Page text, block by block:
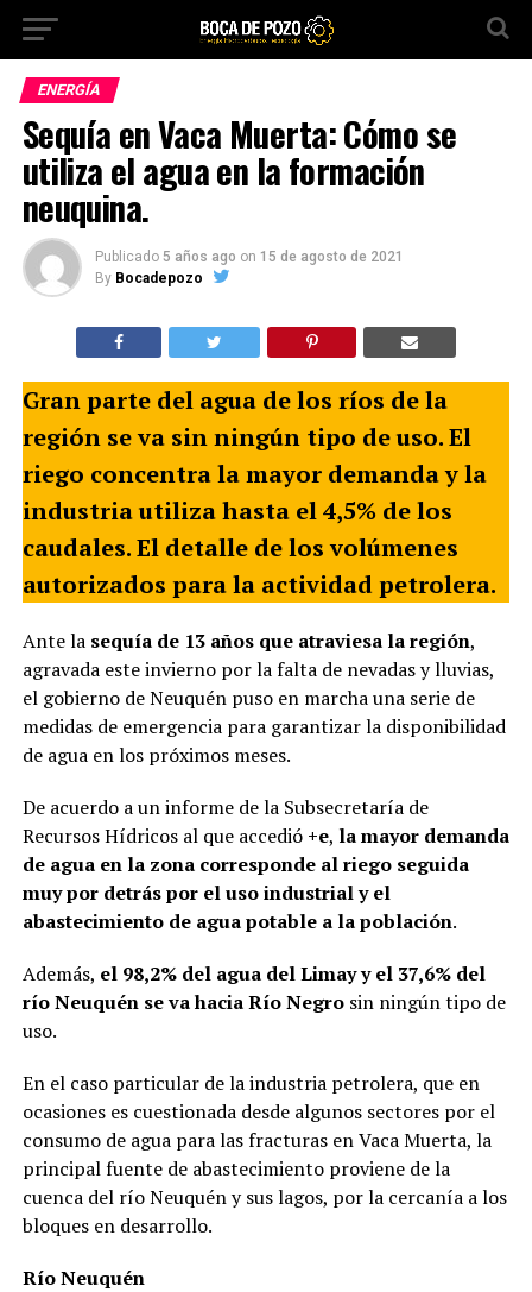
ENERGÍA
Sequía en Vaca Muerta: Cómo se
utiliza el agua en la formación
neuquina.
Publicado 5 años ago on 15 de agosto de 2021
By Bocadepozo
Gran parte del agua de los ríos de la
región se va sin ningún tipo de uso. El
riego concentra la mayor demanda y la
industria utiliza hasta el 4,5% de los
caudales. El detalle de los volúmenes
autorizados para la actividad petrolera.
Ante lasequía de 13 años que atraviesa la región,
agravada este invierno por la falta de nevadas y lluvias,
el gobierno de Neuquén puso en marcha una serie de
medidas de emergencia para garantizar la disponibilidad
de agua en los próximos meses.
De acuerdo a un informe de la Subsecretaría de
Recursos Hídricos al que accedió +e, la mayor demanda
de agua en la zona corresponde al riego seguida
muy por detrás por el uso industrial y el
abastecimiento de agua potable a la población.
Además, el 98,2% del agua del Limay y el 37,6% del
río Neuquén se va hacia Río Negrosin ningún tipo de
uso.
En el caso particular de la industria petrolera, que en
ocasiones es cuestionada desde algunos sectores por el
consumo de agua para las fracturas en Vaca Muerta, la
principal fuente de abastecimiento proviene de la
cuenca del río Neuquén y sus lagos, por la cercanía a los
bloques en desarrollo.
Río Neuquén